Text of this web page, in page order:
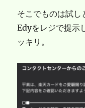
そこでものは試し
Edyをレジで提示
ッキリ。